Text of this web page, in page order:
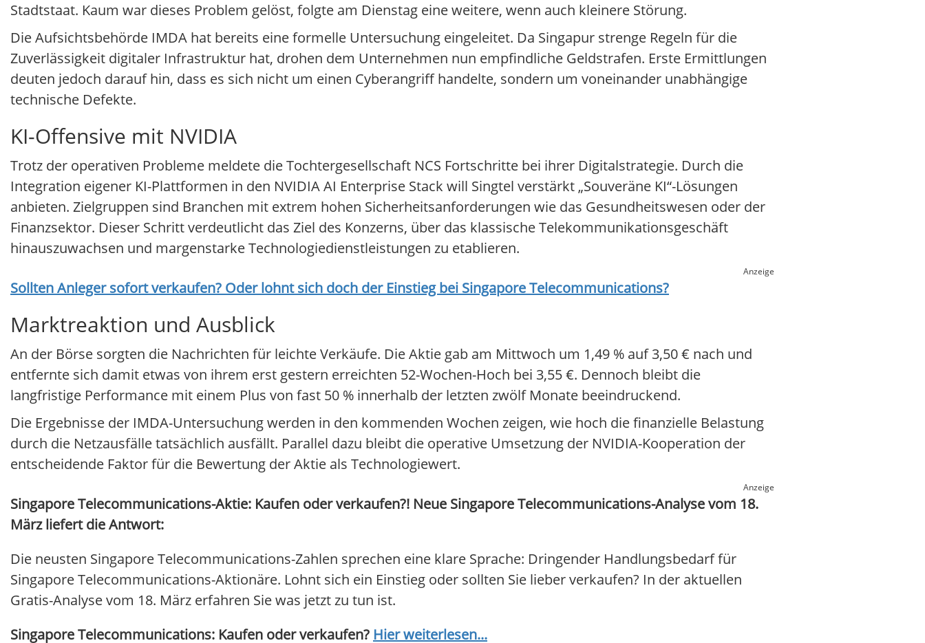
Stadtstaat. Kaum war dieses Problem gelöst, folgte am Dienstag eine weitere, wenn auch kleinere Störung.
Die Aufsichtsbehörde IMDA hat bereits eine formelle Untersuchung eingeleitet. Da Singapur strenge Regeln für die
Zuverlässigkeit digitaler Infrastruktur hat, drohen dem Unternehmen nun empfindliche Geldstrafen. Erste Ermittlungen
deuten jedoch darauf hin, dass es sich nicht um einen Cyberangriff handelte, sondern um voneinander unabhängige
technische Defekte.
KI-Offensive mit NVIDIA
Trotz der operativen Probleme meldete die Tochtergesellschaft NCS Fortschritte bei ihrer Digitalstrategie. Durch die
Integration eigener KI-Plattformen in den NVIDIA AI Enterprise Stack will Singtel verstärkt „Souveräne KI“-Lösungen
anbieten. Zielgruppen sind Branchen mit extrem hohen Sicherheitsanforderungen wie das Gesundheitswesen oder der
Finanzsektor. Dieser Schritt verdeutlicht das Ziel des Konzerns, über das klassische Telekommunikationsgeschäft
hinauszuwachsen und margenstarke Technologiedienstleistungen zu etablieren.
Anzeige
Sollten Anleger sofort verkaufen? Oder lohnt sich doch der Einstieg bei Singapore Telecommunications?
Marktreaktion und Ausblick
An der Börse sorgten die Nachrichten für leichte Verkäufe. Die Aktie gab am Mittwoch um 1,49 % auf 3,50 € nach und
entfernte sich damit etwas von ihrem erst gestern erreichten 52-Wochen-Hoch bei 3,55 €. Dennoch bleibt die
langfristige Performance mit einem Plus von fast 50 % innerhalb der letzten zwölf Monate beeindruckend.
Die Ergebnisse der IMDA-Untersuchung werden in den kommenden Wochen zeigen, wie hoch die finanzielle Belastung
durch die Netzausfälle tatsächlich ausfällt. Parallel dazu bleibt die operative Umsetzung der NVIDIA-Kooperation der
entscheidende Faktor für die Bewertung der Aktie als Technologiewert.
Anzeige
Singapore Telecommunications-Aktie: Kaufen oder verkaufen?! Neue Singapore Telecommunications-Analyse vom 18.
März liefert die Antwort:
Die neusten Singapore Telecommunications-Zahlen sprechen eine klare Sprache: Dringender Handlungsbedarf für
Singapore Telecommunications-Aktionäre. Lohnt sich ein Einstieg oder sollten Sie lieber verkaufen? In der aktuellen
Gratis-Analyse vom 18. März erfahren Sie was jetzt zu tun ist.
Singapore Telecommunications: Kaufen oder verkaufen? Hier weiterlesen...